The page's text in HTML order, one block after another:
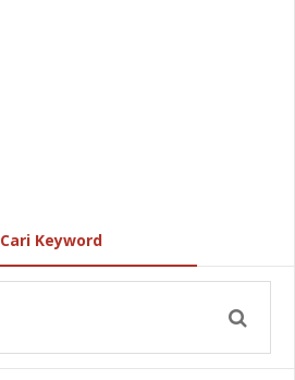
Cari Keyword